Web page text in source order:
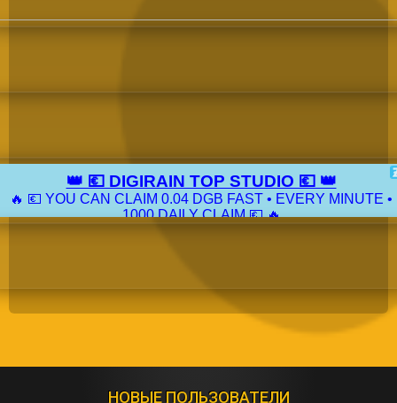
НОВЫЕ ПОЛЬЗОВАТЕЛИ